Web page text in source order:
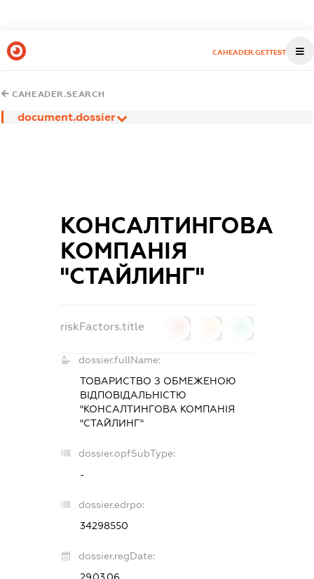
CAHEADER.GETTEST
CAHEADER.SEARCH
document.dossier
КОНСАЛТИНГОВА
КОМПАНІЯ
"СТАЙЛИНГ"
riskFactors.title
dossier.fullName:
ТОВАРИСТВО З ОБМЕЖЕНОЮ
ВІДПОВІДАЛЬНІСТЮ
"КОНСАЛТИНГОВА КОМПАНІЯ
"СТАЙЛИНГ"
dossier.opfSubType:
-
dossier.edrpo:
34298550
dossier.regDate:
29.03.06